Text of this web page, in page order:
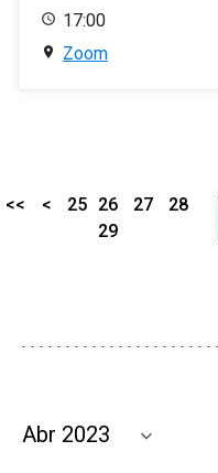
17:00
Zoom
<< < 25 26 27
28
29